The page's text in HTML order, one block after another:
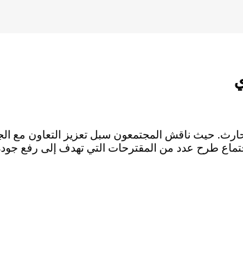
الحارث. حيث ناقش المجتمعون سبل تعزيز التعاون
طرح عدد من المقترحات التي تهدف إلى رفع